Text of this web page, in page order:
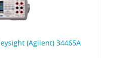
(Agilent) 34465A